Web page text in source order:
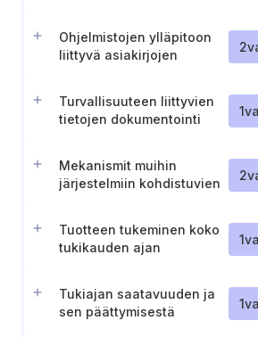
Ohjelmistojen ylläpitoon
liittyvä asiakirjojen
2
Turvallisuuteen liittyvien
tietojen dokumentointi
1
Mekanismit muihin
järjestelmiin kohdistuvien
minimoimiseksi
2
Tuotteen tukeminen koko
tukikauden ajan
1
Tukiajan saatavuuden ja
sen päättymisestä
1